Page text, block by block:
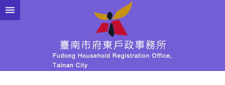
跳到主要內容區塊